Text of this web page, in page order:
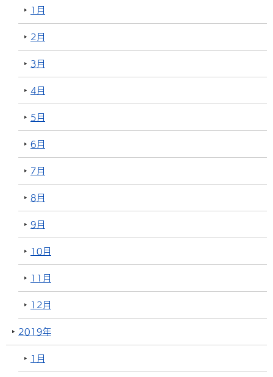
1月
2月
3月
4月
5月
6月
7月
8月
9月
10月
11月
12月
2019年
1月